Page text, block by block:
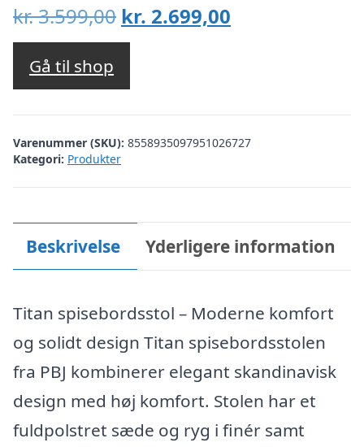
kr.3.599,00 Den
oprindelige
var:
kr. 3.599,00.
kr. 2.699,00
kr. 2.699,00.
Gå til shop
Varenummer (SKU): 8558935097951026727
Kategori: Produkter
Beskrivelse Yderligere information
Titan spisebordsstol – Moderne komfort
og solidt design Titan spisebordsstolen
fra PBJ kombinerer elegant skandinavisk
design med høj komfort. Stolen har et
fuldpolstret sæde og ryg i finér samt